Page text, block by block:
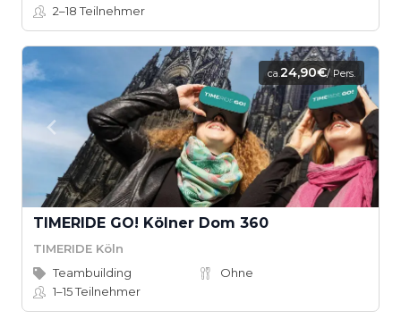
2–18Teilnehmer
ca.24,90€/ Pers.
TIMERIDE GO! Kölner Dom 360
TIMERIDE Köln
Teambuilding
Ohne
1–15Teilnehmer